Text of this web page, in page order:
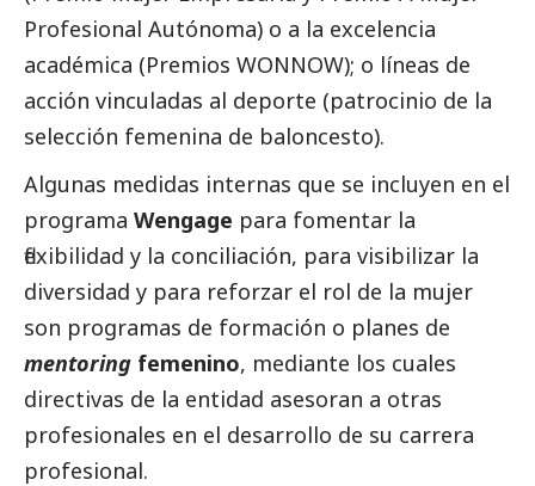
Profesional Autónoma) o a la excelencia
académica (Premios WONNOW); o líneas de
acción vinculadas al deporte (patrocinio de la
selección femenina de baloncesto).
Algunas medidas internas que se incluyen en el
programa Wengage para fomentar la
flexibilidad y la conciliación, para visibilizar la
diversidad y para reforzar el rol de la mujer
son programas de formación o planes de
mentoring femenino, mediante los cuales
directivas de la entidad asesoran a otras
profesionales en el desarrollo de su carrera
profesional.